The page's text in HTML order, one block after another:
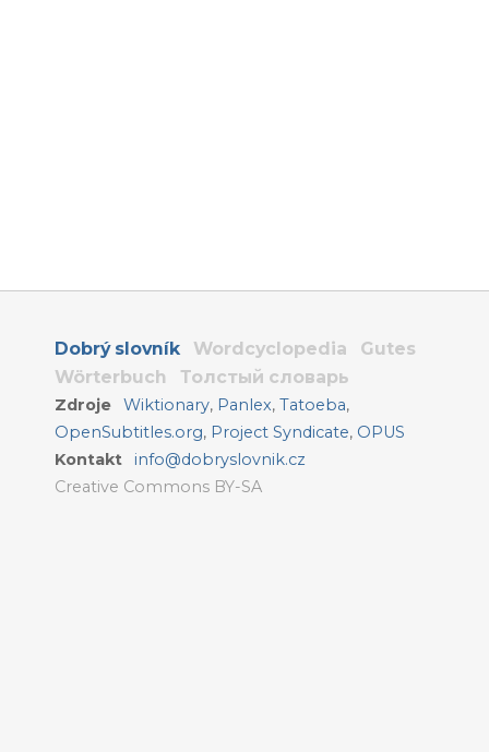
Dobrý slovník Wordcyclopedia
Gutes
Wörterbuch
Толстый словарь
Zdroje Wiktionary, Panlex,Tatoeba,
OpenSubtitles.org, Project Syndicate, OPUS
Kontakt
info@dobryslovnik.cz
Creative Commons BY-SA